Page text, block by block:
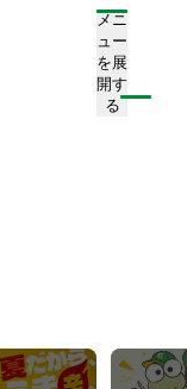
メニ
ュー
を展
開す
る